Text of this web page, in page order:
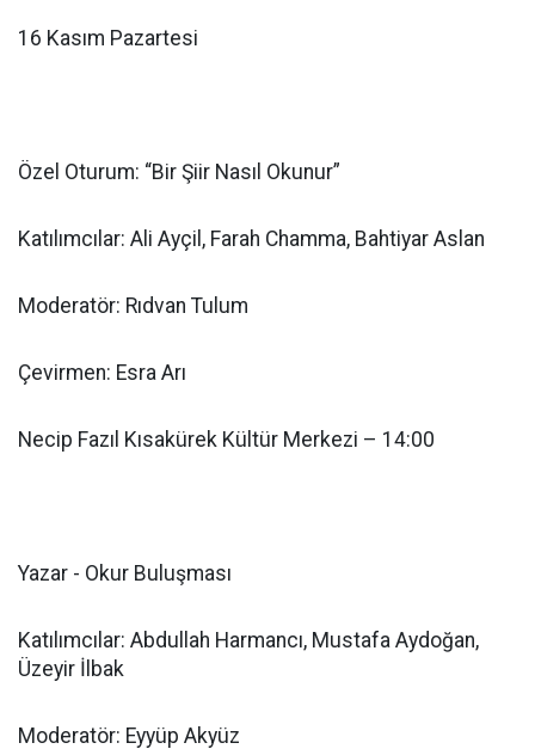
16 Kasım Pazartesi
Özel Oturum: “Bir Şiir Nasıl Okunur”
Katılımcılar: Ali Ayçil, Farah Chamma, Bahtiyar Aslan
Moderatör: Rıdvan Tulum
Çevirmen: Esra Arı
Necip Fazıl Kısakürek Kültür Merkezi – 14:00
Yazar - Okur Buluşması
Katılımcılar: Abdullah Harmancı, Mustafa Aydoğan,
Üzeyir İlbak
Moderatör: Eyyüp Akyüz